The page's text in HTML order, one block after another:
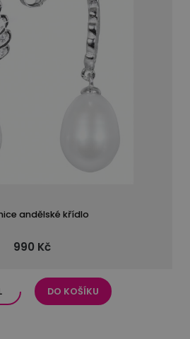
andělské křídlo
990 Kč
DO KOŠÍKU